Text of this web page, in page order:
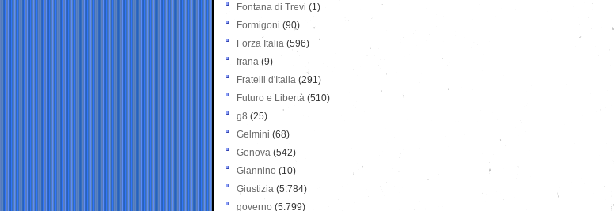
Fontana di Trevi (1)
Formigoni (90)
Forza Italia (596)
frana (9)
Fratelli d'Italia (291)
Futuro e Libertà (510)
g8 (25)
Gelmini (68)
Genova (542)
Giannino (10)
Giustizia (5.784)
governo (5.799)